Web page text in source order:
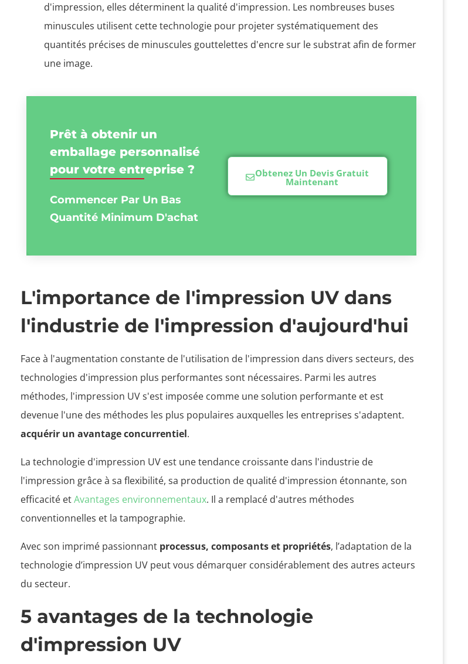
d'impression, elles déterminent la qualité d'impression. Les nombreuses buses
minuscules utilisent cette technologie pour projeter systématiquement des
quantités précises de minuscules gouttelettes d'encre sur le substrat afin de former
une image.
Prêt à obtenir un
emballage personnalisé
pour votre entreprise ?
Commencer Par Un Bas
Quantité Minimum D'achat
Obtenez Un Devis Gratuit
Maintenant
L'importance de l'impression UV dans
l'industrie de l'impression d'aujourd'hui
Face à l'augmentation constante de l'utilisation de l'impression dans divers secteurs, des
technologies d'impression plus performantes sont nécessaires. Parmi les autres
méthodes, l'impression UV s'est imposée comme une solution performante et est
devenue l'une des méthodes les plus populaires auxquelles les entreprises s'adaptent.
acquérir un avantage concurrentiel.
La technologie d'impression UV est une tendance croissante dans l'industrie de
l'impression grâce à sa flexibilité, sa production de qualité d'impression étonnante, son
efficacité etAvantages environnementaux. Il a remplacé d'autres méthodes
conventionnelles et la tampographie.
Avec son imprimé passionnant processus, composants et propriétés, l’adaptation de la
technologie d’impression UV peut vous démarquer considérablement des autres acteurs
du secteur.
5 avantages de la technologie
d'impression UV